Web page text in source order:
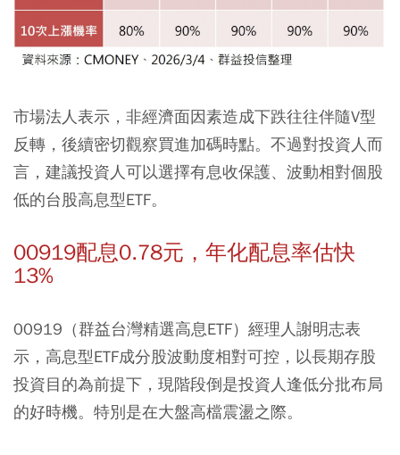
市場法人表示，非經濟面因素造成下跌往往伴隨V型
反轉，後續密切觀察買進加碼時點。不過對投資人而
言，建議投資人可以選擇有息收保護、波動相對個股
低的台股高息型ETF。
00919配息0.78元，年化配息率估快
13%
00919（群益台灣精選高息ETF）經理人謝明志表
示，高息型ETF成分股波動度相對可控，以長期存股
投資目的為前提下，現階段倒是投資人逢低分批布局
的好時機。特別是在大盤高檔震盪之際。